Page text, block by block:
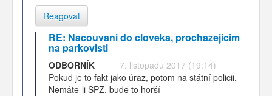
Reagovat
RE: Nacouvani do cloveka, prochazejicim
na parkovisti
ODBORNÍK
7. listopadu 2017 (19:14)
Pokud je to fakt jako úraz, potom na státní policii.
Nemáte-li SPZ, bude to horší